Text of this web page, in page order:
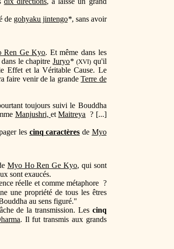
de gohyaku jintengo*, sans avoir
Ren Ge Kyo. Et même dans les
le chapitre Juryo* (XVI)qu'il
Effet et la Véritable Cause. Le
faire venir de la grandeTerre de
toujours suivi le Bouddha
Manjushri,etMaitreya ? [...]
les cinq caractères de Myo
Myo Ho Ren Ge Kyo, qui sont
sont exaucés.
réelle et comme métaphore ?
une propriété de tous les êtres
au sens figuré."
de la transmission. Les cinq
. Il fut transmis aux grands